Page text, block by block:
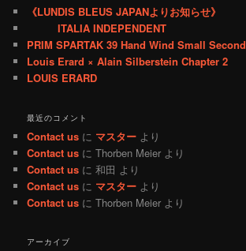
《LUNDIS BLEUS JAPANよりお知らせ》
ITALIA INDEPENDENT
PRIM SPARTAK 39 Hand Wind Small Second
Louis Erard × Alain Silberstein Chapter 2
LOUIS ERARD
最近のコメント
Contact us に マスター より
Contact us にThorben Meier より
Contact us に和田 より
Contact us に マスター より
Contact us にThorben Meier より
アーカイブ